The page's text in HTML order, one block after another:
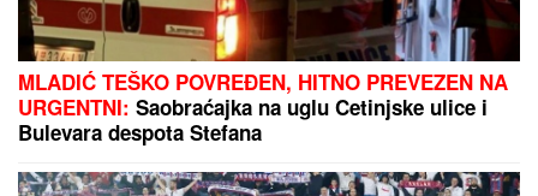
MLADIĆ TEŠKO POVREĐEN, HITNO PREVEZEN NA
URGENTNI: Saobraćajka na uglu Cetinjske ulice i
Bulevara despota Stefana